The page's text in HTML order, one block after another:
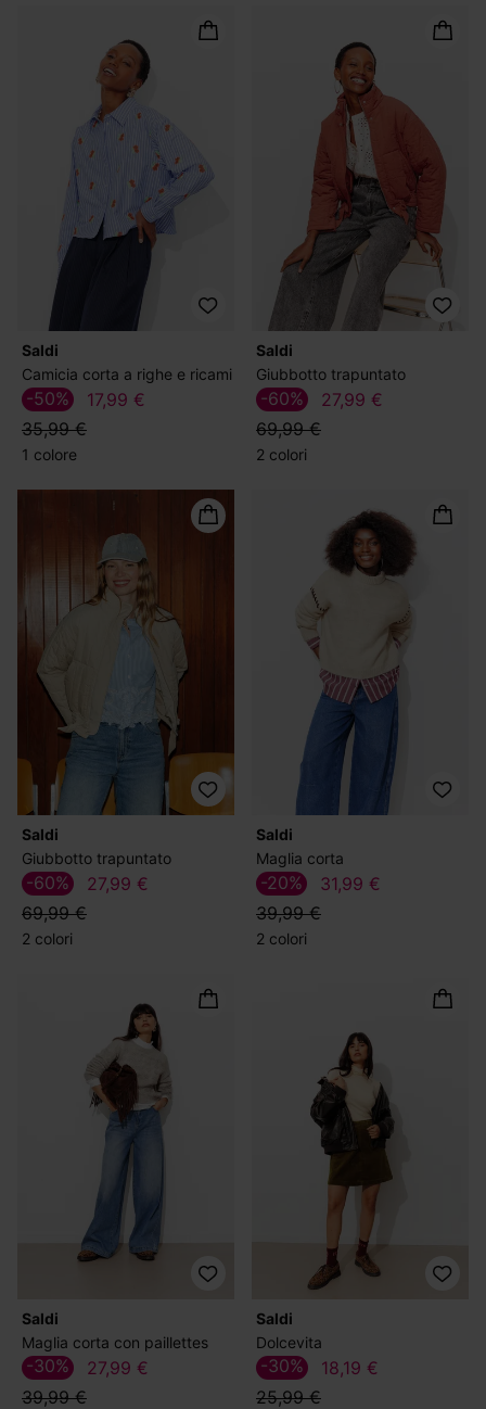
Saldi
Camicia corta a righe e ricami
17,99 €
35,99 €
-50%
1 colore
Saldi
Giubbotto trapuntato
27,99 €
69,99 €
-60%
2 colori
Saldi
Giubbotto trapuntato
27,99 €
69,99 €
-60%
2 colori
Saldi
Maglia corta
31,99 €
39,99 €
-20%
2 colori
Saldi
Maglia corta con paillettes
27,99 €
39,99 €
-30%
Saldi
Dolcevita
18,19 €
25,99 €
-30%